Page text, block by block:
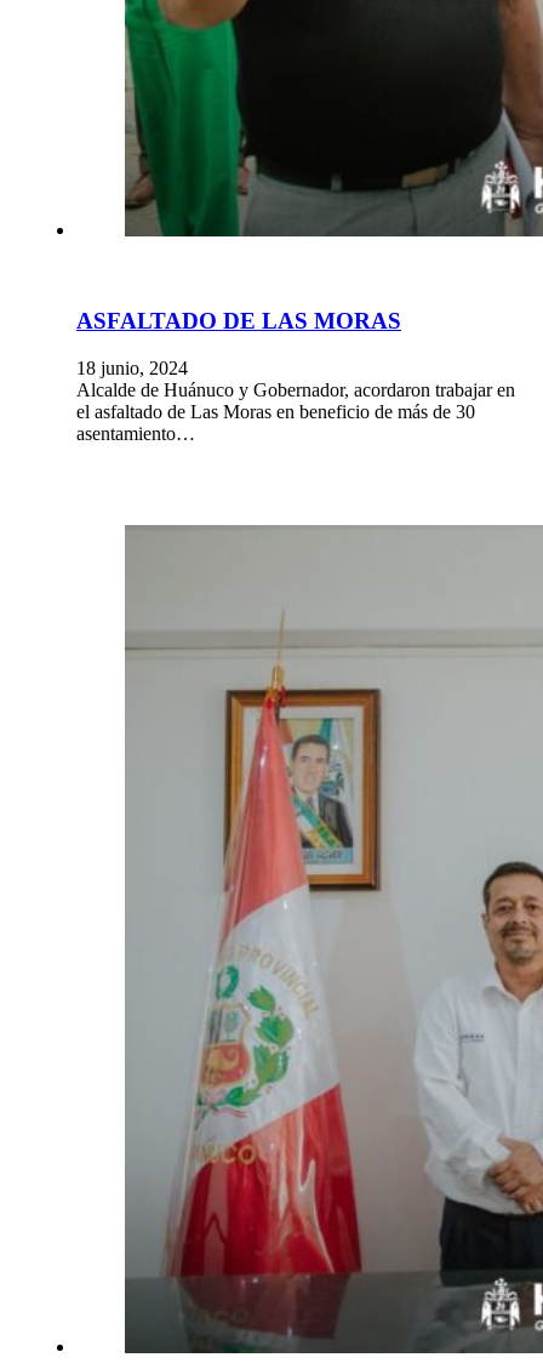
ASFALTADO DE LAS MORAS
18 junio, 2024
Alcalde de Huánuco y Gobernador, acordaron trabajar en
el asfaltado de Las Moras en beneficio de más de 30
asentamiento…